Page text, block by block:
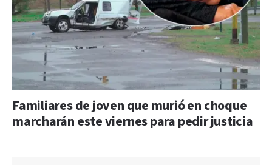
Familiares de joven que murió en choque
marcharán este viernes para pedir justicia